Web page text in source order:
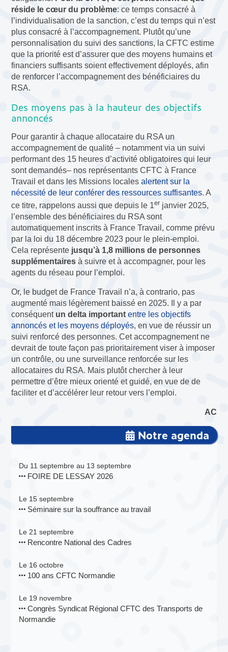
réside le cœur du problème: ce temps consacré à
l’individualisation de la sanction, c’est du temps qui n’est
plus consacré à l’accompagnement. Plutôt qu’une
personnalisation du suivi des sanctions, la CFTC estime
que la priorité est d’assurer que des moyens humains et
financiers suffisants soient effectivement déployés, afin
de renforcer l’accompagnement des bénéficiaires du
RSA.
Des moyens pas à la hauteur des objectifs
annoncés
Pour garantir à chaque allocataire du RSA un
accompagnement de qualité – notamment via un suivi
performant des 15 heures d’activité obligatoires qui leur
sont demandés– nos représentants CFTC à France
Travail et dans les Missions localesalertent sur la
nécessité de leur conférer des ressources suffisantes. A
ce titre, rappelons aussi que depuis le 1er janvier 2025,
l’ensemble des bénéficiaires du RSA sont
automatiquement inscrits à France Travail, comme prévu
par la loi du 18 décembre 2023 pour le plein-emploi.
Cela représente jusqu’à 1,8 millions de personnes
supplémentaires à suivre et à accompagner, pour les
agents du réseau pour l’emploi.
Or, le budget de France Travail n’a, à contrario, pas
augmenté mais légèrement baissé en 2025. Il y a par
conséquent un delta importantentre les objectifs
annoncés et les moyens déployés, en vue de réussir un
suivi renforcé des personnes. Cet accompagnement ne
devrait de toute façon pas prioritairement viser à imposer
un contrôle, ou une surveillance renforcée sur les
allocataires du RSA. Mais plutôt chercher à leur
permettre d’être mieux orienté et guidé, en vue de de
faciliter et d’accélérer leur retour vers l’emploi.
AC
Notre agenda
Du 11 septembre au 13 septembre
FOIRE DE LESSAY 2026
Le 15 septembre
Séminaire sur la souffrance au travail
Le 21 septembre
Rencontre National des Cadres
Le 16 octobre
100 ans CFTC Normandie
Le 19 novembre
Congrès Syndicat Régional CFTC des Transports de
Normandie